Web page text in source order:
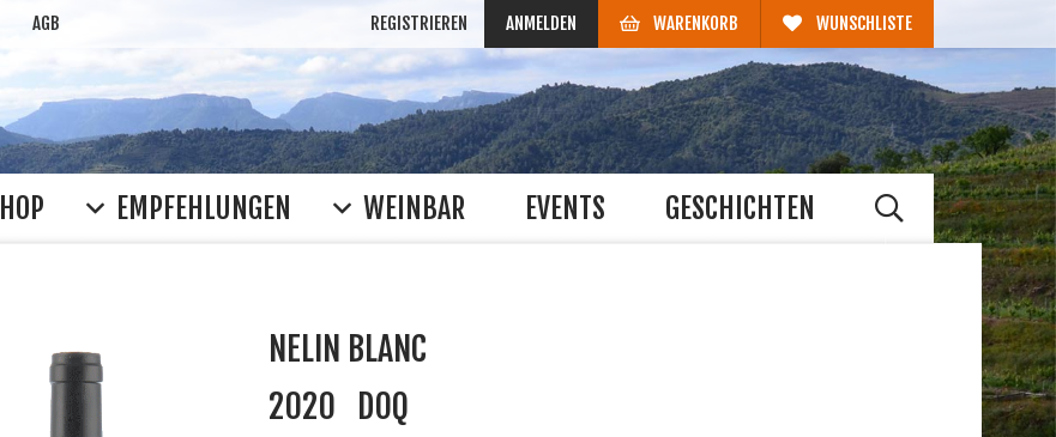
AGB REGISTRIEREN ANMELDEN WARENKORB WUNSCHLISTE
EMPFEHLUNGEN WEINBAR EVENTS GESCHICHTEN
NELIN BLANC
2020
DOQ